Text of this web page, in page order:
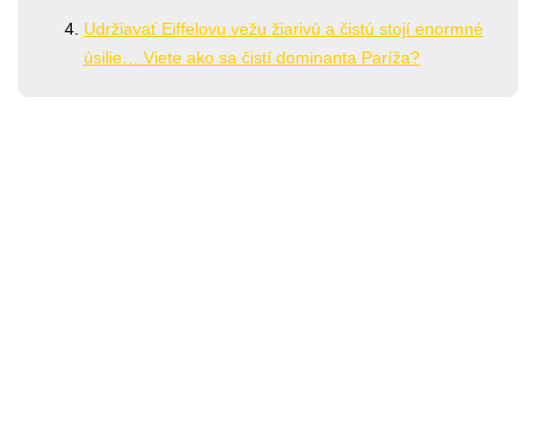
Udržiavať Eiffelovu vežu žiarivú a čistú stojí enormné
úsilie… Viete ako sa čistí dominanta Paríža?